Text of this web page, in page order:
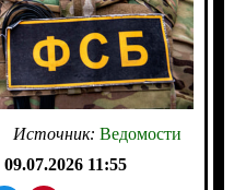
Источник: Ведомости
09.07.2026 11:55